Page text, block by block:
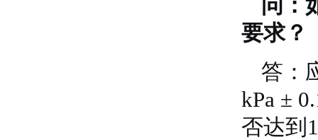
问：
要求？
答：
kPa ±
否达到